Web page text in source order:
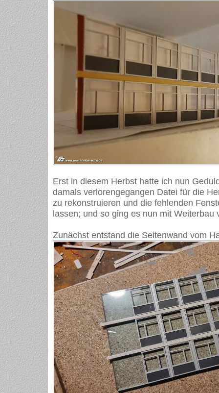
Erst in diesem Herbst hatte ich nun
damals verlorengegangen Datei für die
zu rekonstruieren und die fehlenden
lassen; und so ging es nun mit Weiterbau
Zunächst entstand die Seitenwand vom